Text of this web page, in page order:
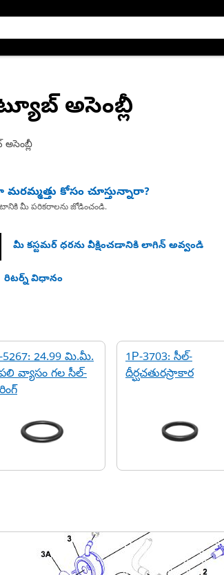
అసెంబ్లీ
కోసం చూస్తున్నారా?
మీ పరికరాలను జోడించండి.
మీ కస్టమర్ ధరను వీక్షించడానికి లాగిన్ అవ్వండి
రిటర్న్ విధానం
5267: 24.99 మి.మీ.
వ్యాసం గల సీల్-
1P-3703: సీల్-
దీర్ఘచతురస్రాకార